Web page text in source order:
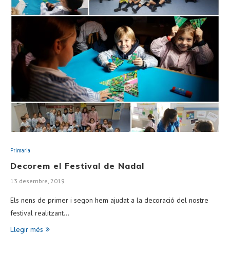
Primaria
Decorem el Festival de Nadal
13 desembre, 2019
Els nens de primer i segon hem ajudat a la decoració del nostre
festival realitzant…
Llegir més